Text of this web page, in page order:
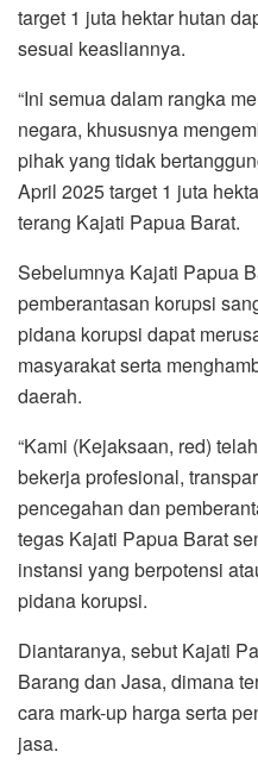
target 1 juta hektar hutan
sesuai keasliannya.
“Ini semua dalam rangka
negara, khususnya
pihak yang tidak
April 2025 target 1 juta
terang Kajati Papua Barat.
Sebelumnya Kajati Papua
pemberantasan korupsi
pidana korupsi dapat
masyarakat serta
daerah.
“Kami (Kejaksaan, red)
bekerja profesional,
pencegahan dan
tegas Kajati Papua Barat
instansi yang berpotensi
pidana korupsi.
Diantaranya, sebut Kajati
Barang dan Jasa, dimana
cara mark-up harga serta
jasa.